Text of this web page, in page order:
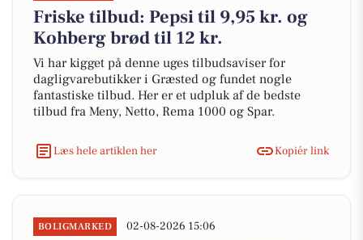
Friske tilbud: Pepsi til 9,95 kr. og
Kohberg brød til 12 kr.
Vi har kigget på denne uges tilbudsaviser for
dagligvarebutikker i Græsted og fundet nogle
fantastiske tilbud. Her er et udpluk af de bedste
tilbud fra Meny, Netto, Rema 1000 og Spar.
Læs hele artiklen her Kopiér link
BOLIGMARKED 02-08-2026 15:06